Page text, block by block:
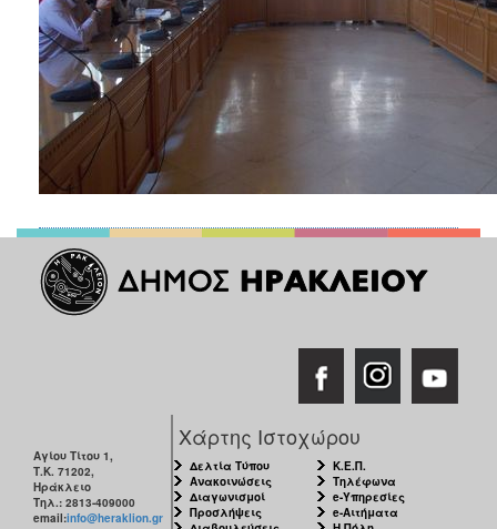
Αγίου Τίτου 1,
Τ.Κ. 71202,
Ηράκλειο
Τηλ.: 2813-409000
email:info@heraklion.gr
Χάρτης Ιστοχώρου
Δελτία Τύπου
Ανακοινώσεις
Διαγωνισμοί
Προσλήψεις
Κ.Ε.Π.
Τηλέφωνα
e-Υπηρεσίες
e-Αιτήματα